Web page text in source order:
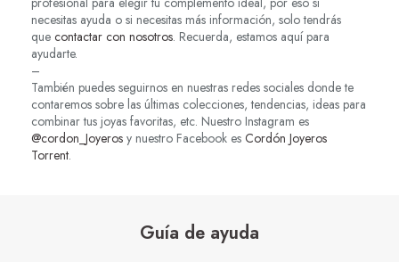
necesitas ayuda o si necesitas más información, solo tendrás
que contactar con nosotros. Recuerda, estamos aquí para
ayudarte.
–
También puedes seguirnos en nuestras redes sociales donde te
contaremos sobre las últimas colecciones, tendencias, ideas para
combinar tus joyas favoritas, etc. Nuestro Instagram es
@cordon_Joyeros y nuestro Facebook es Cordón Joyeros
Torrent.
Guía de ayuda